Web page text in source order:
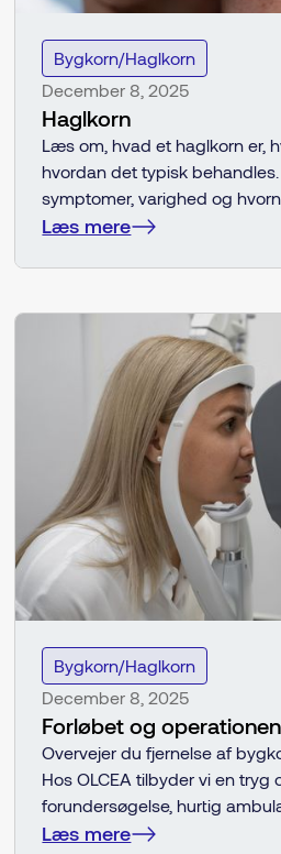
Bygkorn/Haglkorn
December 8, 2025
Haglkorn
Læs om, hvad et haglkorn er,
hvordan det typisk
symptomer, varighed og
øjenlæge, hvis hævelsen på
Læs mere
Bygkorn/Haglkorn
December 8, 2025
Forløbet og operationen
Overvejer du fjernelse af
Hos OLCEA tilbyder vi en tryg
forundersøgelse, hurtig
lokalbedøvelse og
Læs mere